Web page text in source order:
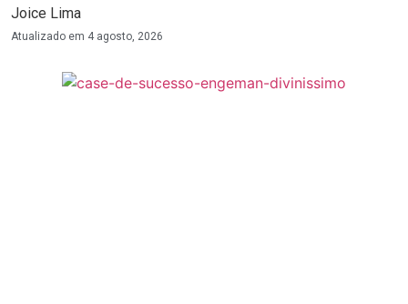
Joice Lima
Atualizado em 4 agosto, 2026